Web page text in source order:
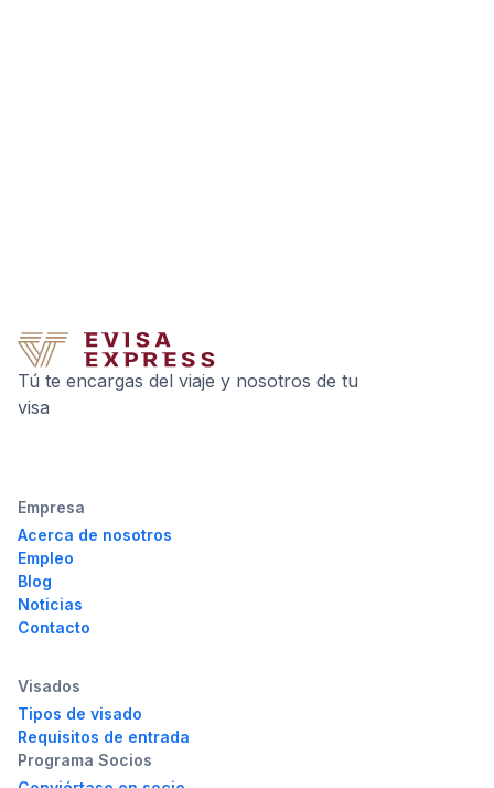
Tú te encargas del viaje y nosotros de tu
visa
Empresa
Acerca de nosotros
Empleo
Blog
Noticias
Contacto
Visados
Tipos de visado
Requisitos de entrada
Programa Socios